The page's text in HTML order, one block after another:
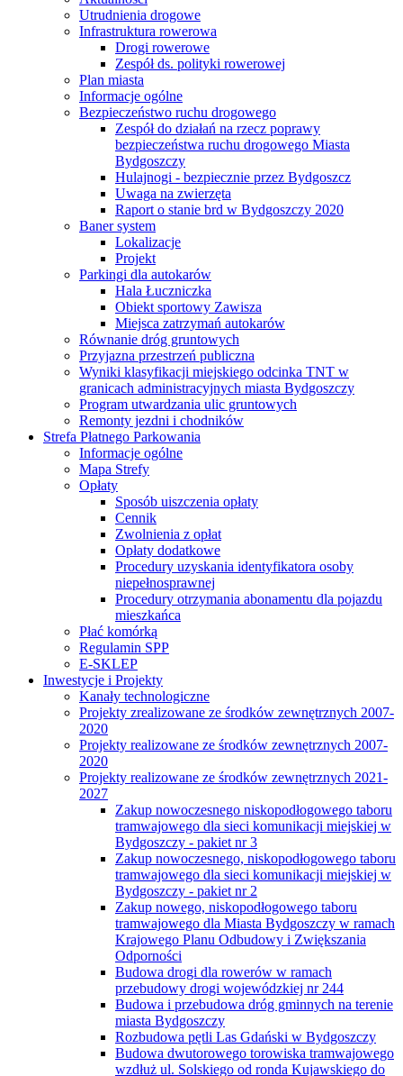
Utrudnienia drogowe
Infrastruktura rowerowa
Drogi rowerowe
Zespół ds. polityki rowerowej
Plan miasta
Informacje ogólne
Bezpieczeństwo ruchu drogowego
Zespół do działań na rzecz poprawy
bezpieczeństwa ruchu drogowego Miasta
Bydgoszczy
Hulajnogi - bezpiecznie przez Bydgoszcz
Uwaga na zwierzęta
Raport o stanie brd w Bydgoszczy 2020
Baner system
Lokalizacje
Projekt
Parkingi dla autokarów
Hala Łuczniczka
Obiekt sportowy Zawisza
Miejsca zatrzymań autokarów
Równanie dróg gruntowych
Przyjazna przestrzeń publiczna
Wyniki klasyfikacji miejskiego odcinka TNT w
granicach administracyjnych miasta Bydgoszczy
Program utwardzania ulic gruntowych
Remonty jezdni i chodników
Strefa Płatnego Parkowania
Informacje ogólne
Mapa Strefy
Opłaty
Sposób uiszczenia opłaty
Cennik
Zwolnienia z opłat
Opłaty dodatkowe
Procedury uzyskania identyfikatora osoby
niepełnosprawnej
Procedury otrzymania abonamentu dla pojazdu
mieszkańca
Płać komórką
Regulamin SPP
E-SKLEP
Inwestycje i Projekty
Kanały technologiczne
Projekty zrealizowane ze środków zewnętrznych 2007-
2020
Projekty realizowane ze środków zewnętrznych 2007-
2020
Projekty realizowane ze środków zewnętrznych 2021-
2027
Zakup nowoczesnego niskopodłogowego taboru
tramwajowego dla sieci komunikacji miejskiej w
Bydgoszczy - pakiet nr 3
Zakup nowoczesnego, niskopodłogowego taboru
tramwajowego dla sieci komunikacji miejskiej w
Bydgoszczy - pakiet nr 2
Zakup nowego, niskopodłogowego taboru
tramwajowego dla Miasta Bydgoszczy w ramach
Krajowego Planu Odbudowy i Zwiększania
Odporności
Budowa drogi dla rowerów w ramach
przebudowy drogi wojewódzkiej nr 244
Budowa i przebudowa dróg gminnych na terenie
miasta Bydgoszczy
Rozbudowa pętli Las Gdański w Bydgoszczy
Budowa dwutorowego torowiska tramwajowego
wzdłuż ul. Solskiego od ronda Kujawskiego do